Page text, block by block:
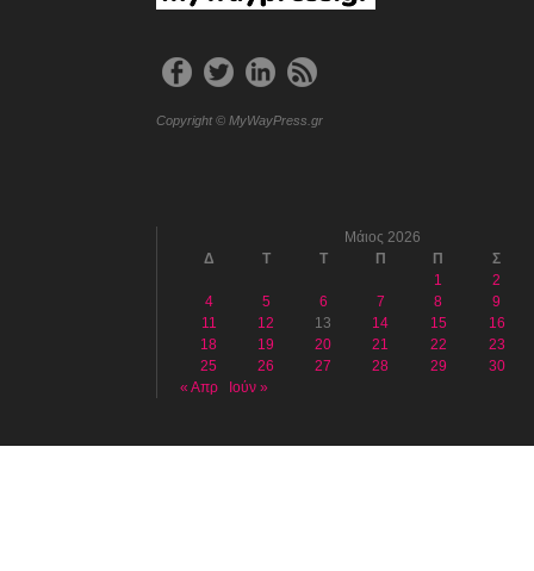
Copyright © MyWayPress.gr
Μάιος 2026
Δ
Τ Τ Π Π
Σ
1
2
4
5 6 7 8
9
11
12 13 14 15
16
18
19 20 21 22
23
25
26 27 28 29
30
« Απρ
Ιούν »